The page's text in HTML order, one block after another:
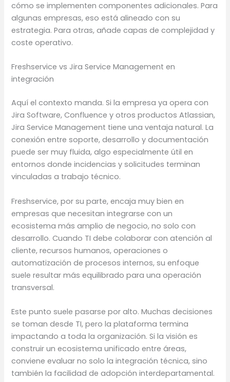
cómo se implementen componentes adicionales. Para
algunas empresas, eso está alineado con su
estrategia. Para otras, añade capas de complejidad y
coste operativo.
Freshservice vs Jira Service Management en
integración
Aquí el contexto manda. Si la empresa ya opera con
Jira Software, Confluence y otros productos Atlassian,
Jira Service Management tiene una ventaja natural. La
conexión entre soporte, desarrollo y documentación
puede ser muy fluida, algo especialmente útil en
entornos donde incidencias y solicitudes terminan
vinculadas a trabajo técnico.
Freshservice, por su parte, encaja muy bien en
empresas que necesitan integrarse con un
ecosistema más amplio de negocio, no solo con
desarrollo. Cuando TI debe colaborar con atención al
cliente, recursos humanos, operaciones o
automatización de procesos internos, su enfoque
suele resultar más equilibrado para una operación
transversal.
Este punto suele pasarse por alto. Muchas decisiones
se toman desde TI, pero la plataforma termina
impactando a toda la organización. Si la visión es
construir un ecosistema unificado entre áreas,
conviene evaluar no solo la integración técnica, sino
también la facilidad de adopción interdepartamental.